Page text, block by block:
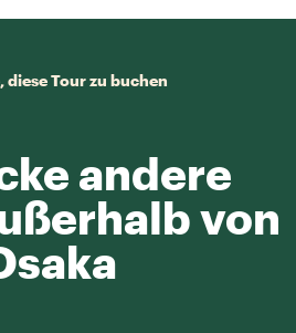
diese Tour zu buchen
andere
von